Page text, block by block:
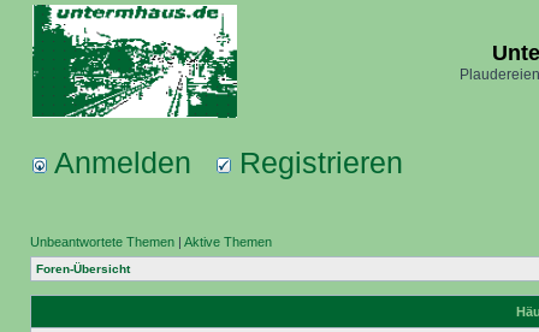
Anmelden Registrieren
Unbeantwortete Themen | Aktive Themen
Foren-Übersicht